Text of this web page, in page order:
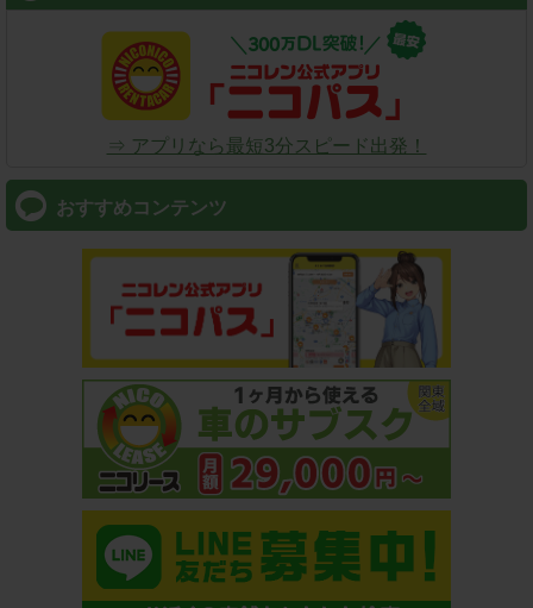
⇒ アプリなら最短3分スピード出発！
おすすめコンテンツ